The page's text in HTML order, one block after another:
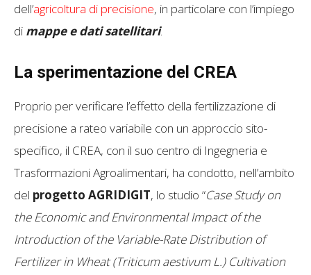
dell’agricoltura di precisione, in particolare con l’impiego
di mappe e dati satellitari.
La sperimentazione del CREA
Proprio per verificare l’effetto della fertilizzazione di
precisione a rateo variabile con un approccio sito-
specifico, il CREA, con il suo centro di Ingegneria e
Trasformazioni Agroalimentari, ha condotto, nell’ambito
del progetto AGRIDIGIT, lo studio “Case Study on
the Economic and Environmental Impact of the
Introduction of the Variable-Rate Distribution of
Fertilizer in Wheat (Triticum aestivum L.) Cultivation